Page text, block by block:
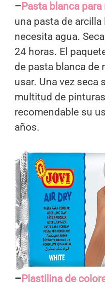
– Pasta blanca
una pasta de
necesita agua.
24 horas. El
de pasta blanca de
usar. Una vez seca
multitud de
recomendable su
años.
– Plastilina de